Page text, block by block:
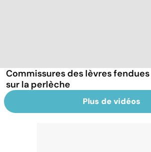
Commissures des lèvres
sur la perlèche
Plus de vidéos